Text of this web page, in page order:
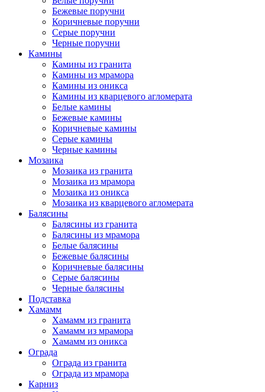
Бежевые поручни
Коричневые поручни
Серые поручни
Черные поручни
Камины
Камины из гранита
Камины из мрамора
Камины из оникса
Камины из кварцевого агломерата
Белые камины
Бежевые камины
Коричневые камины
Серые камины
Черные камины
Мозаика
Мозаика из гранита
Мозаика из мрамора
Мозаика из оникса
Мозаика из кварцевого агломерата
Балясины
Балясины из гранита
Балясины из мрамора
Белые балясины
Бежевые балясины
Коричневые балясины
Серые балясины
Черные балясины
Подставка
Хамамм
Хамамм из гранита
Хамамм из мрамора
Хамамм из оникса
Ограда
Ограда из гранита
Ограда из мрамора
Карниз